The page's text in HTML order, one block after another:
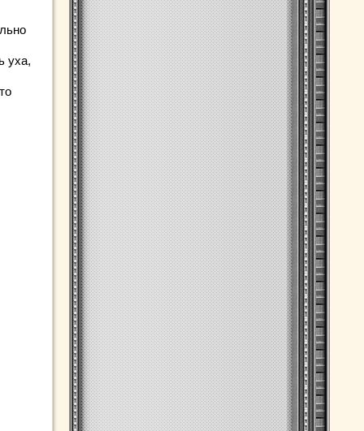
уха,